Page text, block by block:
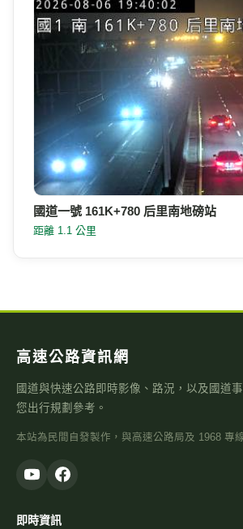
國道一號 161K+780 后里南地磅站
距離 1.1 公里
高速公路資訊網
國道與快速公路即時影像、路況，以及國道
您出行規劃參考。
本站為民間自發製作，與高速公路局及 1968 專
即時資訊